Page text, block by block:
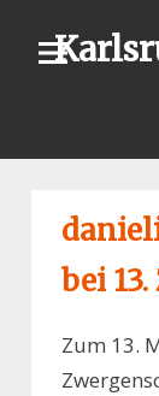
bei
Zum 13.